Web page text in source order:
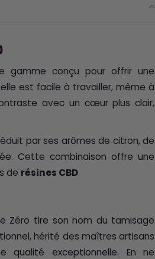
gamme conçu pour offrir une
est facile à travailler, même à
avec un cœur plus clair,
par ses arômes de citron, de
Cette combinaison offre une
de résines CBD.
Zéro tire son nom du tamisage
hérité des maîtres artisans
qualité exceptionnelle. En ne